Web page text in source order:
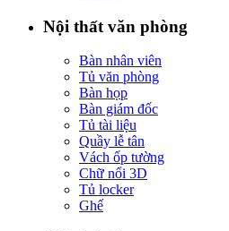
Nội thất văn phòng
Bàn nhân viên
Tủ văn phòng
Bàn họp
Bàn giám đốc
Tủ tài liệu
Quầy lễ tân
Vách ốp tường
Chữ nổi 3D
Tủ locker
Ghế